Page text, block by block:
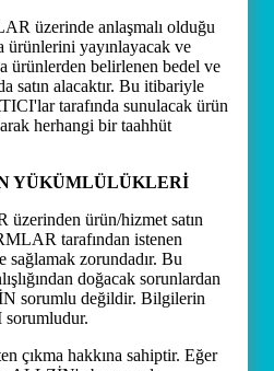
üzerinde anlaşmalı olduğu
ürünlerini yayınlayacak ve
ürünlerden belirlenen bedel ve
satın alacaktır. Bu itibariyle
tarafında sunulacak ürün
herhangi bir taahhüt
YÜKÜMLÜLÜKLERİ
ürün/hizmet satın
tarafından istenen
zorundadır. Bu
doğacak sorunlardan
sorumlu değildir. Bilgilerin
çıkma hakkına sahiptir. Eğer